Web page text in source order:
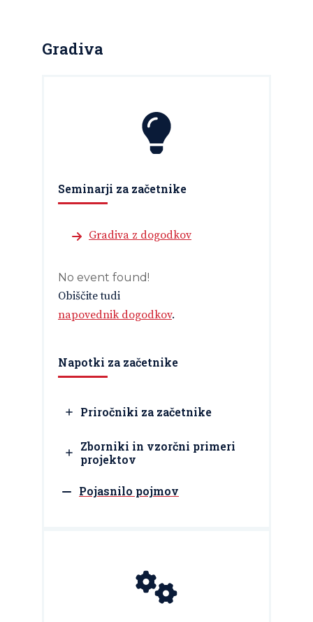
Gradiva
Seminarji za začetnike
Gradiva z dogodkov
No event found!
Obiščite tudi
napovednik dogodkov.
Napotki za začetnike
Priročniki za začetnike
Zborniki in vzorčni primeri
projektov
Pojasnilo pojmov